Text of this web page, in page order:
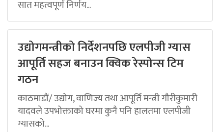
सात महत्वपूर्ण निर्णय...
उद्योगमन्त्रीको निर्देशनपछि एलपीजी ग्यास
आपूर्ति सहज बनाउन क्विक रेस्पोन्स टिम
गठन
काठमाडौं/ उद्योग, वाणिज्य तथा आपूर्ति मन्त्री गौरीकुमारी
यादवले उपभोक्ताको घरमा कुनै पनि हालतमा एलपीजी
ग्यासको...